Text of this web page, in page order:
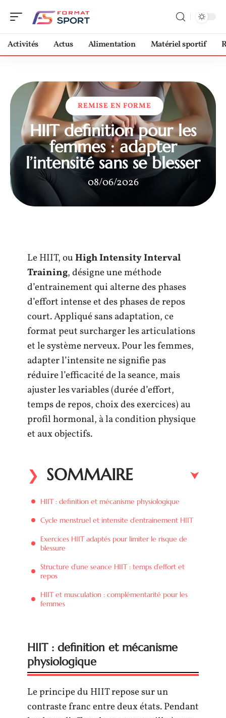
Activités Actus Alimentation Matériel sportif
REMISE EN FORME
HIIT definition pour les
femmes : adapter
l’intensité sans se blesser
08/06/2026
Le HIIT, ouHigh Intensity Interval
Training, désigne une méthode
d’entrainement qui alterne des phases
d’effort intense et des phases de repos
court. Appliqué sans adaptation, ce
format peut surcharger les articulations
et le système nerveux. Pour les femmes,
adapter l’intensite ne signifie pas
réduire l’efficacité de la seance, mais
ajuster les variables (durée d’effort,
temps de repos, choix des exercices) au
profil hormonal, à la condition physique
et aux objectifs.
SOMMAIRE
HIIT : definition et mécanisme physiologique
Cycle menstruel et intensite d’entrainement HIIT
Exercices HIIT adaptés pour limiter le risque de
blessure
Structure d’une seance HIIT : temps d’effort et
repos
HIIT et musculation : complémentarité pour les
femmes
HIIT : definition et mécanisme
physiologique
Le principe du HIIT repose sur un
contraste franc entre deux états. Pendant